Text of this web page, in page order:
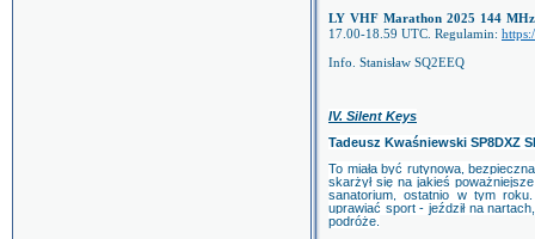
LY VHF Marathon 2025 144
17.00-18.59 UTC. Regulamin:
Info. Stanisław SQ2EEQ
IV. Silent Keys
Tadeusz Kwaśniewski SP8DXZ
To miała być rutynowa,
skarżył się na jakieś
sanatorium, ostatnio w tym
uprawiać sport - jeździł na
podróże.